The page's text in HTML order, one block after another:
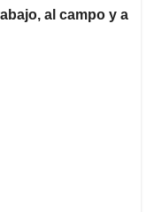
al campo y a